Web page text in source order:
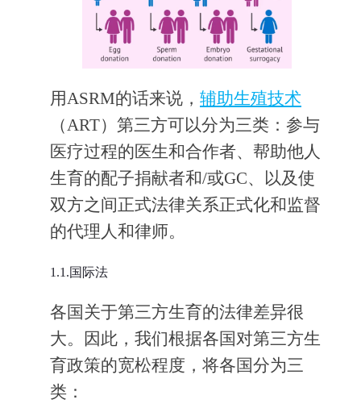
用ASRM的话来说， 辅助生殖技术
（ART）第三方可以分为三类：参与
医疗过程的医生和合作者、帮助他人
生育的配子捐献者和/或GC、以及使
双方之间正式法律关系正式化和监督
的代理人和律师。
1.1.国际法
各国关于第三方生育的法律差异很
大。因此，我们根据各国对第三方生
育政策的宽松程度，将各国分为三
类：